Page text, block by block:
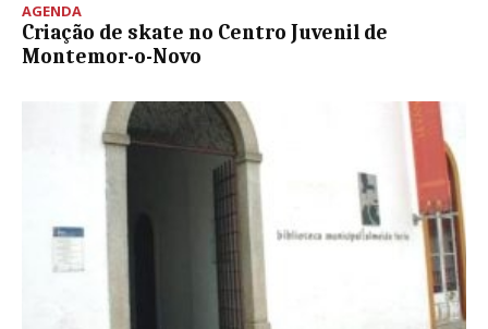
AGENDA
Criação de skate no Centro Juvenil de
Montemor-o-Novo